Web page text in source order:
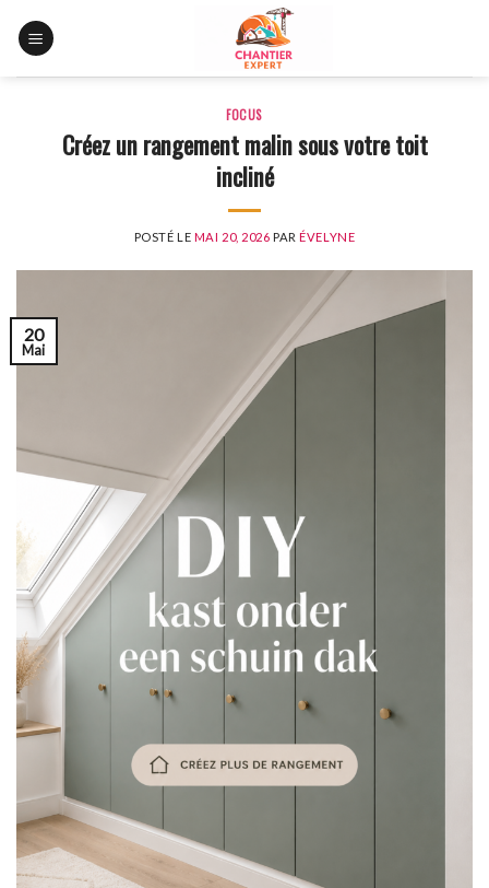
FOCUS
Créez un rangement malin sous votre toit
incliné
POSTÉ LE MAI 20, 2026 PARÉVELYNE
20
Mai